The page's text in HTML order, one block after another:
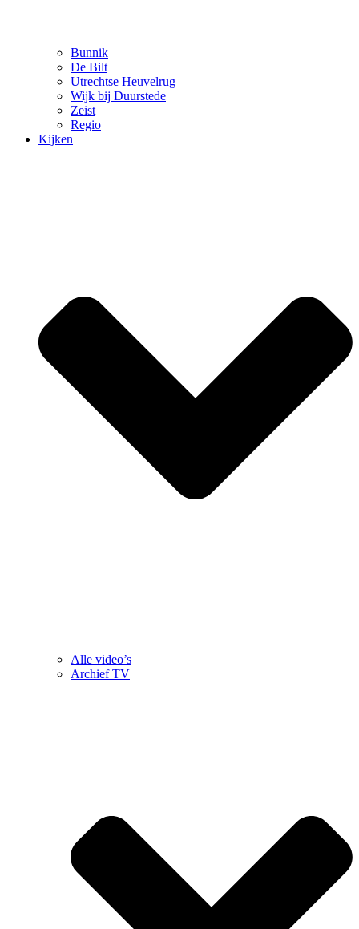
Bunnik
De Bilt
Utrechtse Heuvelrug
Wijk bij Duurstede
Zeist
Regio
Kijken
Alle video’s
Archief TV